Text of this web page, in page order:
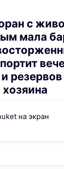
с
мала
хозяина
на экран